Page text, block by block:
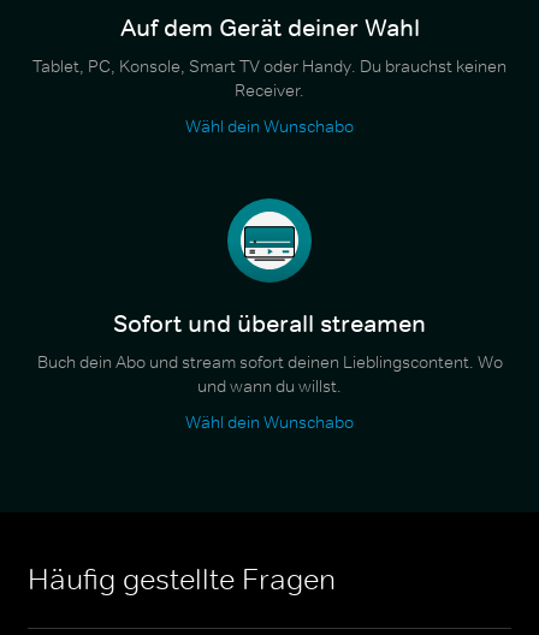
Auf dem Gerät deiner Wahl
Tablet, PC, Konsole, Smart TV oder Handy. Du brauchst keinen
Receiver.
Wähl dein Wunschabo
Sofort und überall streamen
Buch dein Abo und stream sofort deinen Lieblingscontent. Wo
und wann du willst.
Wähl dein Wunschabo
Häufig gestellte Fragen